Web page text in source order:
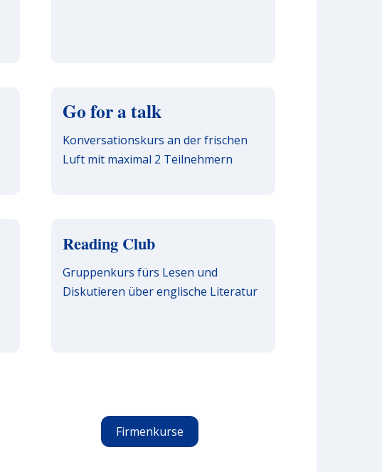
Go for a talk
Konversationskurs an der frischen
Luft mit maximal 2 Teilnehmern
Reading Club
Gruppenkurs fürs Lesen und
Diskutieren über englische Literatur
Firmenkurse